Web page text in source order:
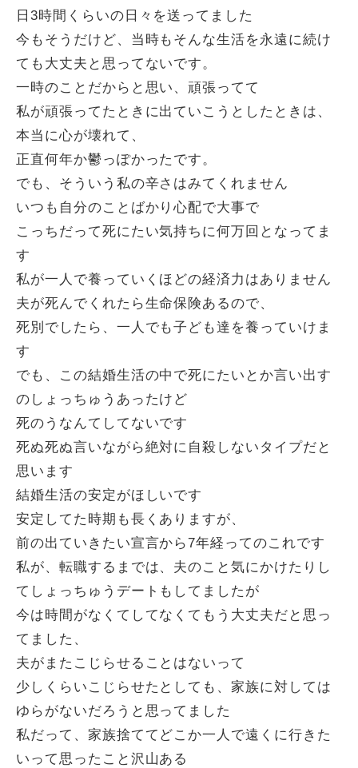
日3時間くらいの日々を送ってました
今もそうだけど、当時もそんな生活を永遠に続け
ても大丈夫と思ってないです。
一時のことだからと思い、頑張ってて
私が頑張ってたときに出ていこうとしたときは、
本当に心が壊れて、
正直何年か鬱っぽかったです。
でも、そういう私の辛さはみてくれません
いつも自分のことばかり心配で大事で
こっちだって死にたい気持ちに何万回となってま
す
私が一人で養っていくほどの経済力はありません
夫が死んでくれたら生命保険あるので、
死別でしたら、一人でも子ども達を養っていけま
す
でも、この結婚生活の中で死にたいとか言い出す
のしょっちゅうあったけど
死のうなんてしてないです
死ぬ死ぬ言いながら絶対に自殺しないタイプだと
思います
結婚生活の安定がほしいです
安定してた時期も長くありますが、
前の出ていきたい宣言から7年経ってのこれです
私が、転職するまでは、夫のこと気にかけたりし
てしょっちゅうデートもしてましたが
今は時間がなくてしてなくてもう大丈夫だと思っ
てました、
夫がまたこじらせることはないって
少しくらいこじらせたとしても、家族に対しては
ゆらがないだろうと思ってました
私だって、家族捨ててどこか一人で遠くに行きた
いって思ったこと沢山ある